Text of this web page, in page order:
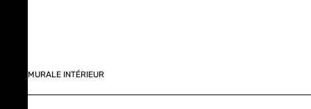
MURALE INTÉRIEUR